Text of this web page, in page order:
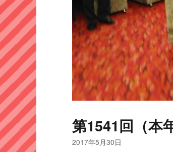
第1541回（本
2017年5月30日